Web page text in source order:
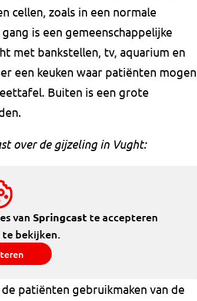
cellen, zoals in een normale
is een gemeenschappelijke
met bankstellen, tv, aquarium en
een keuken waar patiënten mogen
Buiten is een grote
over de gijzeling in Vught:
van Springcastte accepteren
te bekijken.
patiënten gebruikmaken van de